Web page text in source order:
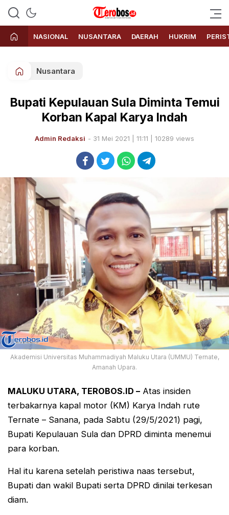
Terobos.id – Kabar terkini dari
Indonesia
Media siber yang menyajikan
berita terbaru dan kabar terkini
dari Indonesia untuk dunia
NASIONAL NUSANTARA DAERAH HUKRIM
Nusantara
Bupati Kepulauan Sula Diminta Temui
Korban Kapal Karya Indah
Admin Redaksi - 31 Mei 2021 | 11:11 | 10289 views
Akademisi Universitas Muhammadiyah Maluku Utara (UMMU) Ternate,
Amanah Upara.
MALUKU UTARA, TEROBOS.ID – Atas insiden
terbakarnya kapal motor (KM) Karya Indah rute
Ternate – Sanana, pada Sabtu (29/5/2021) pagi,
Bupati Kepulauan Sula dan DPRD diminta menemui
para korban.
Hal itu karena setelah peristiwa naas tersebut,
Bupati dan wakil Bupati serta DPRD dinilai terkesan
diam.